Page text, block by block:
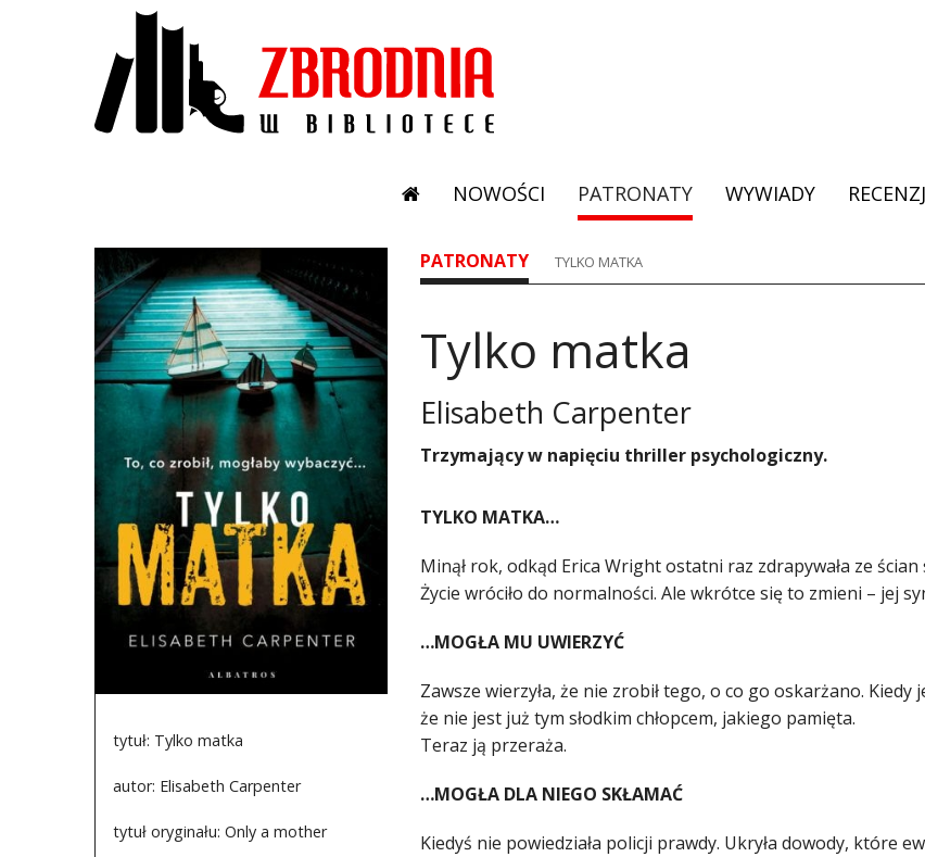
NOWOŚCI PATRONATY WYWIADY
tytuł: Tylko matka
autor: Elisabeth Carpenter
tytuł oryginału: Only a mother
PATRONATY TYLKO MATKA
Tylko matka
Elisabeth Carpenter
Trzymający w napięciu thriller psychologiczny.
TYLKO MATKA…
Minął rok, odkąd Erica Wright ostatni raz zdrapywała ze ścian
Życie wróciło do normalności. Ale wkrótce się to zmieni – jej
…MOGŁA MU UWIERZYĆ
Zawsze wierzyła, że nie zrobił tego, o co go oskarżano.
że nie jest już tym słodkim chłopcem, jakiego pamięta.
Teraz ją przeraża.
…MOGŁA DLA NIEGO SKŁAMAĆ
Kiedyś nie powiedziała policji prawdy. Ukryła dowody, które